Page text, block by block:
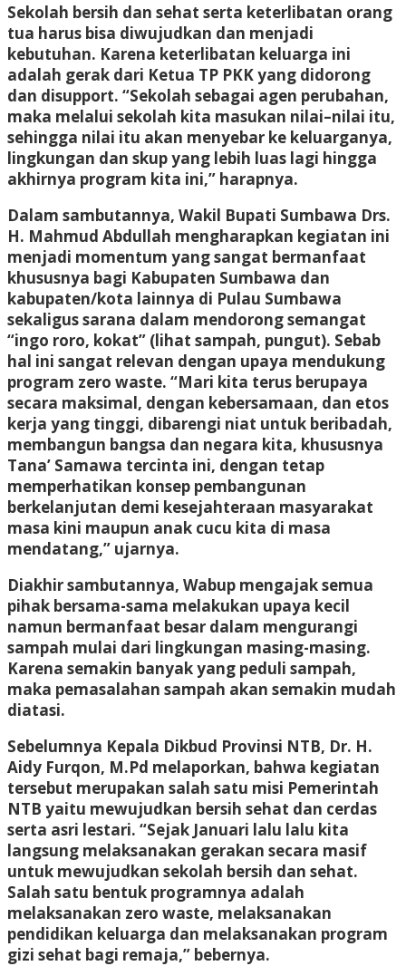
Sekolah bersih dan sehat serta keterlibatan orang
tua harus bisa diwujudkan dan menjadi
kebutuhan. Karena keterlibatan keluarga ini
adalah gerak dari Ketua TP PKK yang didorong
dan disupport. “Sekolah sebagai agen perubahan,
maka melalui sekolah kita masukan nilai–nilai itu,
sehingga nilai itu akan menyebar ke keluarganya,
lingkungan dan skup yang lebih luas lagi hingga
akhirnya program kita ini,” harapnya.
Dalam sambutannya, Wakil Bupati Sumbawa Drs.
H. Mahmud Abdullah mengharapkan kegiatan ini
menjadi momentum yang sangat bermanfaat
khususnya bagi Kabupaten Sumbawa dan
kabupaten/kota lainnya di Pulau Sumbawa
sekaligus sarana dalam mendorong semangat
“ingo roro, kokat” (lihat sampah, pungut). Sebab
hal ini sangat relevan dengan upaya mendukung
program zero waste. “Mari kita terus berupaya
secara maksimal, dengan kebersamaan, dan etos
kerja yang tinggi, dibarengi niat untuk beribadah,
membangun bangsa dan negara kita, khususnya
Tana’ Samawa tercinta ini, dengan tetap
memperhatikan konsep pembangunan
berkelanjutan demi kesejahteraan masyarakat
masa kini maupun anak cucu kita di masa
mendatang,” ujarnya.
Diakhir sambutannya, Wabup mengajak semua
pihak bersama-sama melakukan upaya kecil
namun bermanfaat besar dalam mengurangi
sampah mulai dari lingkungan masing-masing.
Karena semakin banyak yang peduli sampah,
maka pemasalahan sampah akan semakin mudah
diatasi.
Sebelumnya Kepala Dikbud Provinsi NTB, Dr. H.
Aidy Furqon, M.Pd melaporkan, bahwa kegiatan
tersebut merupakan salah satu misi Pemerintah
NTB yaitu mewujudkan bersih sehat dan cerdas
serta asri lestari. “Sejak Januari lalu lalu kita
langsung melaksanakan gerakan secara masif
untuk mewujudkan sekolah bersih dan sehat.
Salah satu bentuk programnya adalah
melaksanakan zero waste, melaksanakan
pendidikan keluarga dan melaksanakan program
gizi sehat bagi remaja,” bebernya.